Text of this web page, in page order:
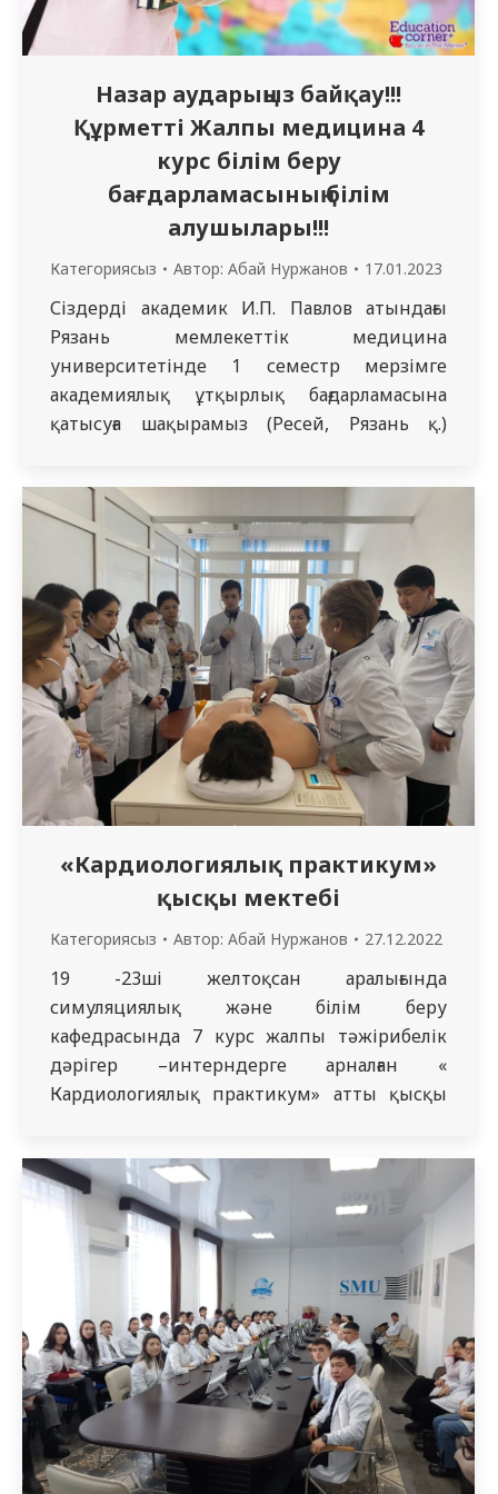
Назар аударыңыз байқау!!!
Құрметті Жалпы медицина 4
курс білім беру
бағдарламасының білім
алушылары!!!
Категориясыз Автор: Абай Нуржанов 17.01.2023
Сіздерді академик И.П. Павлов атындағы
Рязань мемлекеттік медицина
университетінде 1 семестр мерзімге
академиялық ұтқырлық бағдарламасына
қатысуға шақырамыз (Ресей, Рязань қ.)
мемлекеттік медицина университеті-
Ресейдің орталық аймағындағы ең ірі
университеттердің бірі. Университеттің
материалдық-техникалық базасына 20-ға
жуық дербес ғимарат, оның ішінде
кітапхана, базалық стоматологиялық
емхана, оқу-өндірістік дәріхана, виварий,
ОҒЗИ кіреді. Бағдарлама шеңберінде…
«Кардиологиялық практикум»
қысқы мектебі
Категориясыз Автор: Абай Нуржанов 27.12.2022
19 -23ші желтоқсан аралығында
симуляциялық және білім беру
кафедрасында 7 курс жалпы тәжірибелік
дәрігер –интерндерге арналған «
Кардиологиялық практикум» атты қысқы
пайдалана отырып, жүрек-қан тамырлары
патологиясы ауруларын дифференциалды
диагностикалау бойынша теориялық білім
мен практикалық дағдыларды тереңдетіп
зерделеу және жетілдіру болып табылады.
Сондай-ақ, сабақ барысында ЭКГ-ны
мәлімдеу…